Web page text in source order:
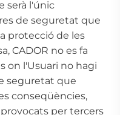
serà l'únic
de seguretat que
protecció de les
CADOR no es fa
on l'Usuari no hagi
seguretat que
conseqüències,
per tercers